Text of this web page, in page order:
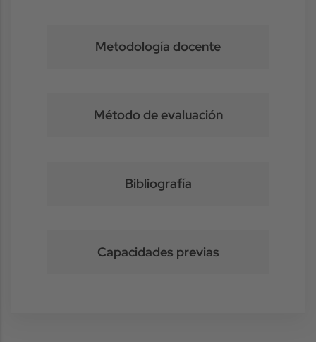
Metodología docente
Método de evaluación
Bibliografía
Capacidades previas